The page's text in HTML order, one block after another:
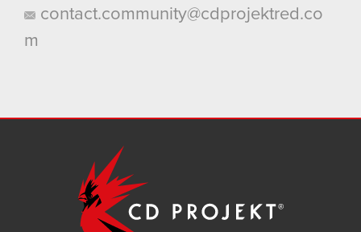
contact.community@cdprojektred.co
m